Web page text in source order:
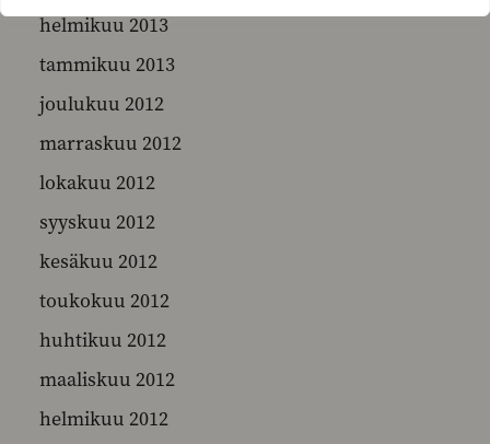
helmikuu 2013
tammikuu 2013
joulukuu 2012
marraskuu 2012
lokakuu 2012
syyskuu 2012
kesäkuu 2012
toukokuu 2012
huhtikuu 2012
maaliskuu 2012
helmikuu 2012